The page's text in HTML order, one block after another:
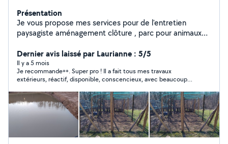
Présentation
Je vous propose mes services pour de l'entretien
paysagiste aménagement clôture , parc pour animaux
que des petit travaux de terrassement ou
aménagement avec une pelleteuse 1,7t
Dernier avis laissé par Laurianne : 5/5
Il y a 5 mois
Je recommande++. Super pro ! Il a fait tous mes travaux
extérieurs, réactif, disponible, conscencieux, avec beaucoup
pour d'autres travaux extérieurs à l'avenir pour d'autres projets.
N'hésitez pas